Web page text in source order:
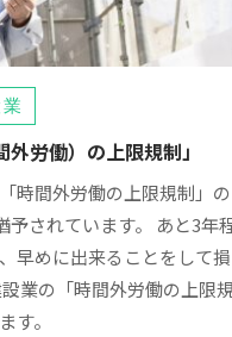
労働）の上限規制」
時間外労働の上限規制」の
予されています。 あと3年
早めに出来ることをして損
業の「時間外労働の上限規
す。